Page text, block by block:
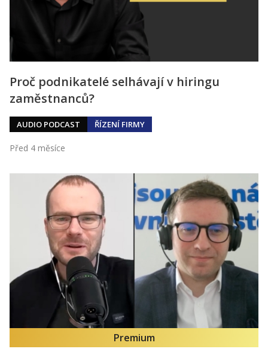
Proč podnikatelé selhávají v hiringu
zaměstnanců?
AUDIO PODCAST ŘÍZENÍ FIRMY
Před 4 měsíce
Premium